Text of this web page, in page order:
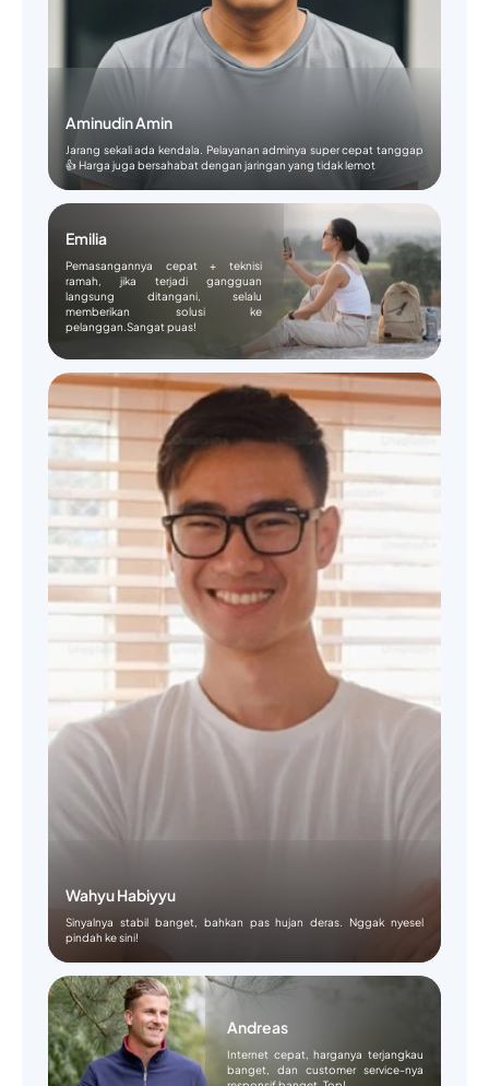
Aminudin Amin
Jarang sekali ada kendala. Pelayanan adminya super cepat tanggap
👍 Harga juga bersahabat dengan jaringan yang tidak lemot
Emilia
Pemasangannya cepat + teknisi
ramah, jika terjadi gangguan
langsung ditangani, selalu
memberikan solusi ke
pelanggan.Sangat puas!
Wahyu Habiyyu
Sinyalnya stabil banget, bahkan pas hujan deras. Nggak nyesel
pindah ke sini!
Andreas
Internet cepat, harganya terjangkau
banget, dan customer service-nya